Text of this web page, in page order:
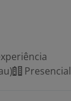
Presencial